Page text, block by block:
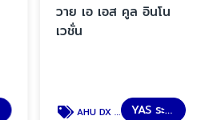
วาย เอ เอส คูล อินโน
เวชั่น
AHU DX coil fresh air 50% YAS ระบบชิลเลอร์โรงงาน